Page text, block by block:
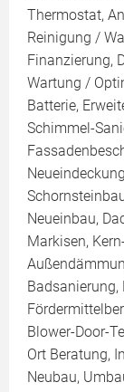
Thermostat,
Reinigung /
Finanzierung,
Wartung /
Batterie,
Schimmel-
Neueinbau,
Markisen,
Badsanierung,
Blower-Door-
Ort Beratung,
Neubau,